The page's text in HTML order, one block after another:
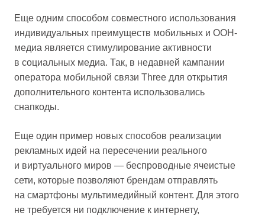
Еще одним способом совместного использования
индивидуальных преимуществ мобильных и OOH-
медиа является стимулирование активности
в социальных медиа. Так, в недавней кампании
оператора мобильной связи Three для открытия
дополнительного контента использовались
снапкоды.
Еще один пример новых способов реализации
рекламных идей на пересечении реального
и виртуального миров — беспроводные ячеистые
сети, которые позволяют брендам отправлять
на смартфоны мультимедийный контент. Для этого
не требуется ни подключение к интернету,